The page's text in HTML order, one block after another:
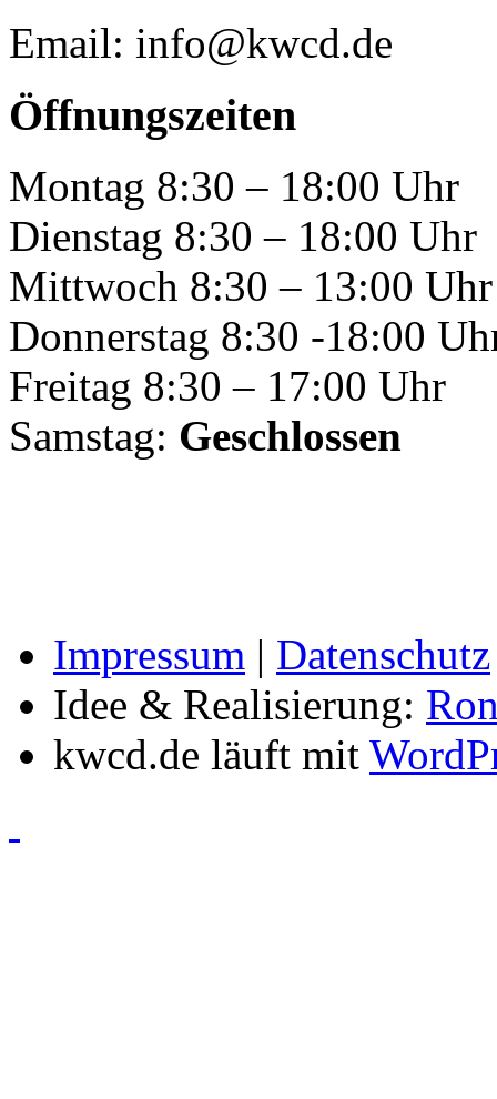
Email: info@kwcd.de
Öffnungszeiten
Montag 8:30 – 18:00 Uhr
Dienstag 8:30 – 18:00 Uhr
Mittwoch 8:30 – 13:00 Uhr
Donnerstag 8:30 -18:00
Freitag 8:30 – 17:00 Uhr
Samstag: Geschlossen
Impressum | Datenschutz
Idee & Realisierung:
kwcd.de läuft mit